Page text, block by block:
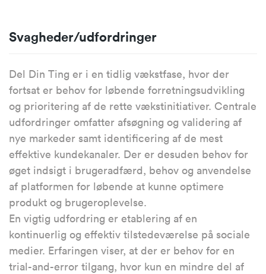
Svagheder/udfordringer
Del Din Ting er i en tidlig vækstfase, hvor der
fortsat er behov for løbende forretningsudvikling
og prioritering af de rette vækstinitiativer. Centrale
udfordringer omfatter afsøgning og validering af
nye markeder samt identificering af de mest
effektive kundekanaler. Der er desuden behov for
øget indsigt i brugeradfærd, behov og anvendelse
af platformen for løbende at kunne optimere
produkt og brugeroplevelse.
En vigtig udfordring er etablering af en
kontinuerlig og effektiv tilstedeværelse på sociale
medier. Erfaringen viser, at der er behov for en
trial-and-error tilgang, hvor kun en mindre del af